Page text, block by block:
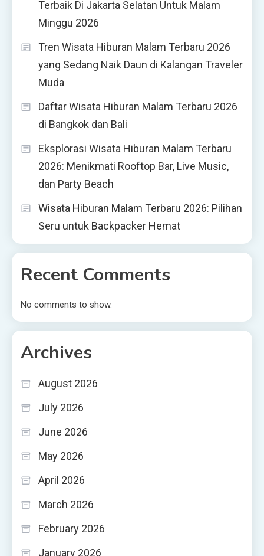
Terbaik Di Jakarta Selatan Untuk Malam
Minggu 2026
Tren Wisata Hiburan Malam Terbaru 2026
yang Sedang Naik Daun di Kalangan Traveler
Muda
Daftar Wisata Hiburan Malam Terbaru 2026
di Bangkok dan Bali
Eksplorasi Wisata Hiburan Malam Terbaru
2026: Menikmati Rooftop Bar, Live Music,
dan Party Beach
Wisata Hiburan Malam Terbaru 2026: Pilihan
Seru untuk Backpacker Hemat
Recent Comments
No comments to show.
Archives
August 2026
July 2026
June 2026
May 2026
April 2026
March 2026
February 2026
January 2026